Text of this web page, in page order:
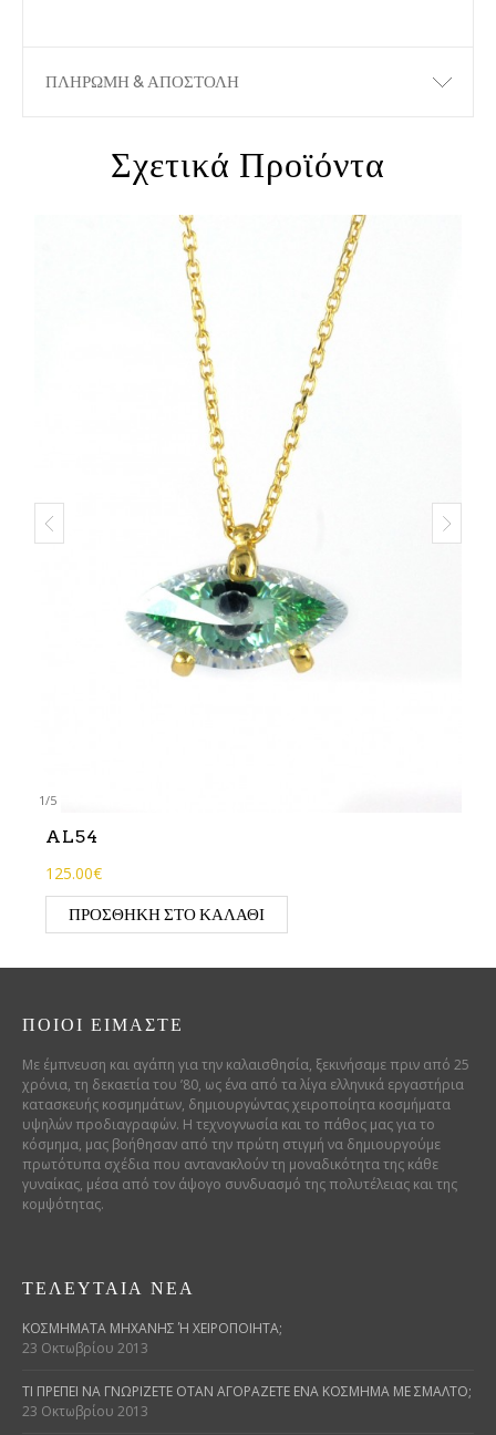
ΠΛΗΡΩΜΗ & ΑΠΟΣΤΟΛΗ
Σχετικά Προϊόντα
1/5
AL54
125.00€
ΠΡΟΣΘΉΚΗ ΣΤΟ ΚΑΛΆΘΙ
ΠΟΙΟΊ ΕΊΜΑΣΤΕ
Με έμπνευση και αγάπη για την καλαισθησία, ξεκινήσαμε πριν από 25
χρόνια, τη δεκαετία του ’80, ως ένα από τα λίγα ελληνικά εργαστήρια
κατασκευής κοσμημάτων, δημιουργώντας χειροποίητα κοσμήματα
υψηλών προδιαγραφών. Η τεχνογνωσία και το πάθος μας για το
κόσμημα, μας βοήθησαν από την πρώτη στιγμή να δημιουργούμε
πρωτότυπα σχέδια που αντανακλούν τη μοναδικότητα της κάθε
γυναίκας, μέσα από τον άψογο συνδυασμό της πολυτέλειας και της
κομψότητας.
ΤΕΛΕΥΤΑΊΑ ΝΈΑ
ΚΟΣΜΉΜΑΤΑ ΜΗΧΑΝΉΣ Ή ΧΕΙΡΟΠΟΊΗΤΑ;
23 Οκτωβρίου 2013
ΤΙ ΠΡΈΠΕΙ ΝΑ ΓΝΩΡΊΖΕΤΕ ΌΤΑΝ ΑΓΟΡΆΖΕΤΕ ΈΝΑ ΚΌΣΜΗΜΑ ΜΕ ΣΜΆΛΤΟ;
23 Οκτωβρίου 2013